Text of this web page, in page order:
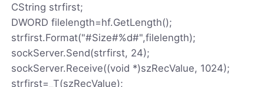
CString strfirst;
DWORD filelength=hf.GetLength();
strfirst.Format("#Size#%d#",filelength);
sockServer.Send(strfirst, 24);
sockServer.Receive((void *)szRecValue, 1024);
strfirst=_T(szRecValue);